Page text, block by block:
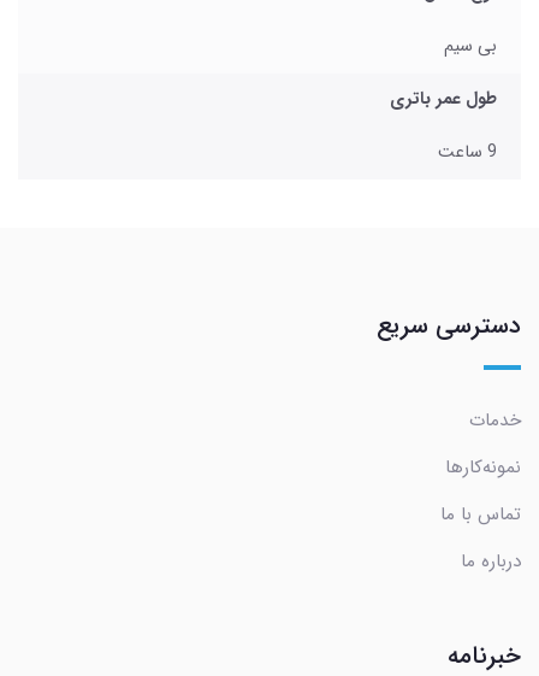
بی سیم
طول عمر باتری
9 ساعت
دسترسی سریع
خدمات
نمونه‌کارها
تماس با ما
درباره ما
خبرنامه